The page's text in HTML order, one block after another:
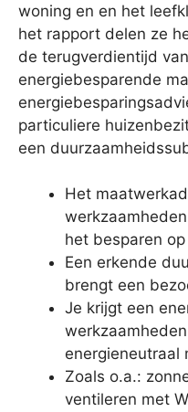
woning en en het
het rapport delen ze
de terugverdientijd
energiebesparende
particuliere
een
Het
het besparen
Een erkende
brengt een
Je krijgt een
energieneutraal
Zoals o.a.:
ventileren met